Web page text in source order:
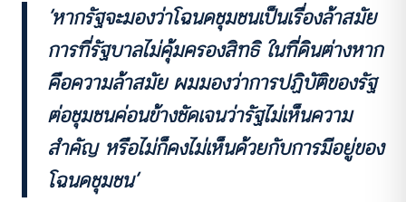
‘หากรัฐจะมองว่าโฉนดชุมชนเป็นเรื่องล้าสมัย
การที่รัฐบาลไม่คุ้มครองสิทธิ ในที่ดินต่างหาก
คือความล้าสมัย ผมมองว่าการปฏิบัติของรัฐ
ต่อชุมชนค่อนข้างชัดเจนว่ารัฐไม่เห็นความ
สำคัญ หรือไม่ก็คงไม่เห็นด้วยกับการมีอยู่ของ
โฉนดชุมชน’